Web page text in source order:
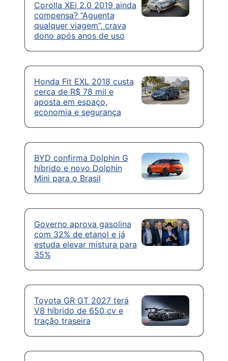
Corolla XEi 2.0 2019 ainda
compensa? “Aguenta
qualquer viagem”, crava
dono após anos de uso
Honda Fit EXL 2018 custa
cerca de R$ 78 mil e
aposta em espaço,
economia e segurança
BYD confirma Dolphin G
híbrido e novo Dolphin
Mini para o Brasil
Governo aprova gasolina
com 32% de etanol e já
estuda elevar mistura para
35%
Toyota GR GT 2027 terá
V8 híbrido de 650 cv e
tração traseira